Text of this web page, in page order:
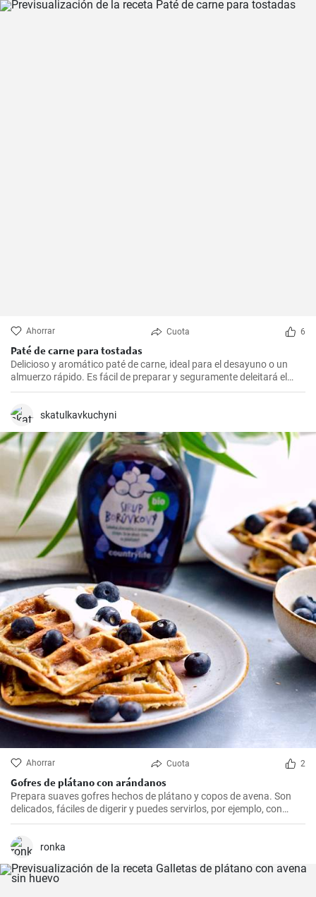
Ahorrar Cuota 6
Paté de carne para tostadas
Delicioso y aromático paté de carne, ideal para el desayuno o un
almuerzo rápido. Es fácil de preparar y seguramente deleitará el
paladar de todos los amantes de la carne.
skatulkavkuchyni
Ahorrar Cuota 2
Gofres de plátano con arándanos
Prepara suaves gofres hechos de plátano y copos de avena. Son
delicados, fáciles de digerir y puedes servirlos, por ejemplo, con
arándanos frescos y sirope de arándanos.
ronka